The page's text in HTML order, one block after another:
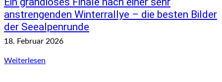
anstrengenden Winterrallye – die besten Bilder
der Seealpenrunde
18. Februar 2026
Weiterlesen